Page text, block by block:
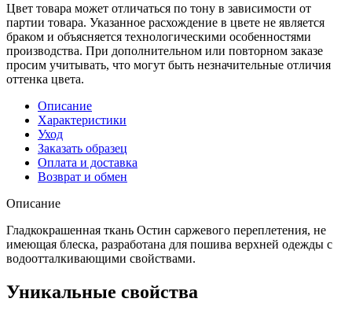
Цвет товара может отличаться по тону в зависимости от
партии товара. Указанное расхождение в цвете не является
браком и объясняется технологическими особенностями
производства. При дополнительном или повторном заказе
просим учитывать, что могут быть незначительные отличия
оттенка цвета.
Описание
Характеристики
Уход
Заказать образец
Оплата и доставка
Возврат и обмен
Описание
Гладкокрашенная ткань Остин саржевого переплетения, не
имеющая блеска, разработана для пошива верхней одежды с
водоотталкивающими свойствами.
Уникальные свойства